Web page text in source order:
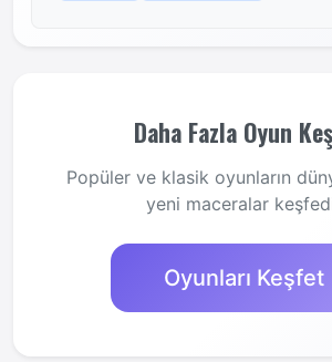
Daha Fazla Oyun
Popüler ve klasik oyunların
yeni maceralar
Oyunları Keşfet